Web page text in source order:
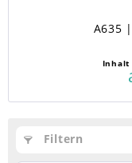
A635
Inhalt
Filtern